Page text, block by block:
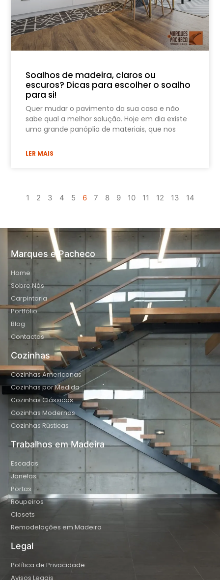
Soalhos de madeira, claros ou
escuros? Dicas para escolher o soalho
para si!
Quer mudar o pavimento da sua casa e não
sabe qual a melhor solução. Hoje em dia existe
uma grande panóplia de materiais, que nos
LER MAIS
1 2 3 4 5 6 7 8 9 10 11 12 13 14
Marques e Pacheco
Home
Sobre Nós
Carpintaria
Portfólio
Blog
Contactos
Cozinhas
Cozinhas Americanas
Cozinhas por Medida
Cozinhas Clássicas
Cozinhas Modernas
Cozinhas Rústicas
Trabalhos em Madeira
Escadas
Janelas
Portas
Roupeiros
Closets
Remodelações em Madeira
Legal
Política de Privacidade
Avisos Legais